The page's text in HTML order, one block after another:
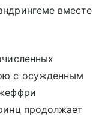
вместе
с осужденным
продолжает